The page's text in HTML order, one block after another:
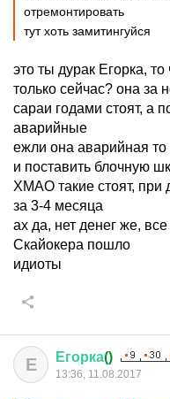
отремонтировать
тут хоть замитингуйся
это ты дурак Егорка,
только сейчас? она за
сараи годами стоят, а
аварийные
ежли она аварийная
и поставить блочную
ХМАО такие стоят, при
за 3-4 месяца
ах да, нет денег же,
Скайокера пошло
идиоты
Е Егорка()
13:36, 11.08.2017